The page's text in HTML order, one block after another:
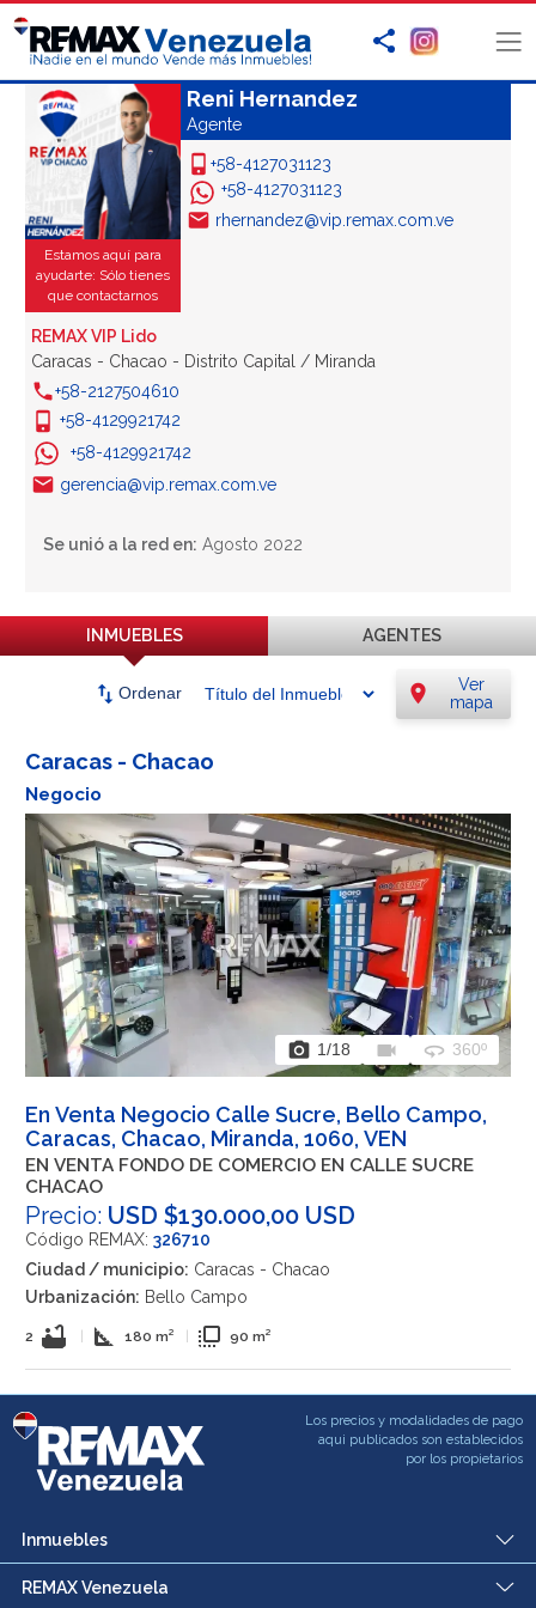
Estamos aquí para
ayudarte: Sólo tienes
que contactarnos
Reni Hernandez
Agente
+58-4127031123
+58-4127031123
rhernandez@vip.remax.com.ve
REMAX VIP Lido
Caracas - Chacao - Distrito Capital / Miranda
+58-2127504610
+58-4129921742
+58-4129921742
gerencia@vip.remax.com.ve
Se unió a la red en: Agosto 2022
INMUEBLES AGENTES
swap_vert Ordenar location_on
Ver
mapa
Caracas - Chacao
Negocio
photo_camera 1/18 videocam 360 360º
En Venta Negocio Calle Sucre, Bello Campo,
Caracas, Chacao, Miranda, 1060, VEN
EN VENTA FONDO DE COMERCIO EN CALLE SUCRE
CHACAO
Precio: USD $130.000,00 USD
Código REMAX: 326710
Ciudad / municipio: Caracas - Chacao
Urbanización: Bello Campo
2 bathtub square_foot 180 m² flip_to_front 90 m²
Los precios y modalidades de pago
aqui publicados son establecidos
por los propietarios
Inmuebles
REMAX Venezuela